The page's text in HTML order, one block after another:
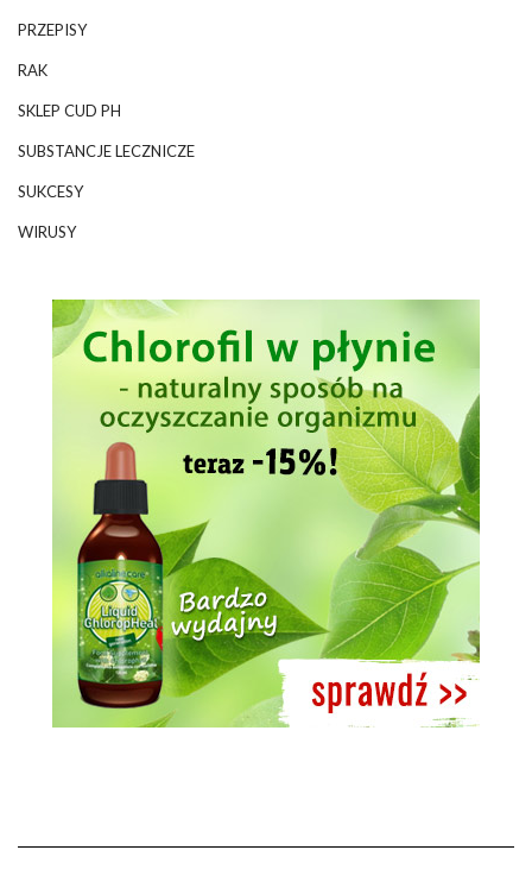
PRZEPISY
RAK
SKLEP CUD PH
SUBSTANCJE LECZNICZE
SUKCESY
WIRUSY